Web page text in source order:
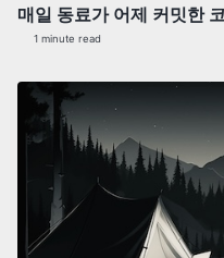
매일 동료가 어제 커밋한
1 minute read